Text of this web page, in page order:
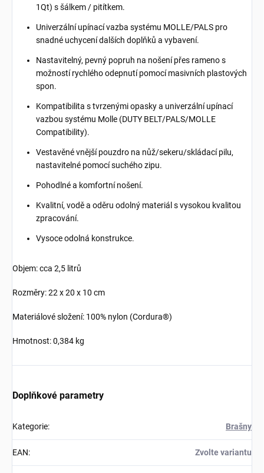
1Qt) s šálkem / pitítkem.
Univerzální upínací vazba systému MOLLE/PALS pro
snadné uchycení dalších doplňků a vybavení.
Nastavitelný, pevný popruh na nošení přes rameno s
možností rychlého odepnutí pomocí masivních plastových
spon.
Kompatibilita s tvrzenými opasky a univerzální upínací
vazbou systému Molle (DUTY BELT/PALS/MOLLE
Compatibility).
Vestavěné vnější pouzdro na nůž/sekeru/skládací pilu,
nastavitelné pomocí suchého zipu.
Pohodlné a komfortní nošení.
Kvalitní, vodě a oděru odolný materiál s vysokou kvalitou
zpracování.
Vysoce odolná konstrukce.
Objem: cca 2,5 litrů
Rozměry: 22 x 20 x 10 cm
Materiálové složení: 100% nylon (Cordura®)
Hmotnost: 0,384 kg
Doplňkové parametry
Kategorie: Brašny
EAN: Zvolte variantu